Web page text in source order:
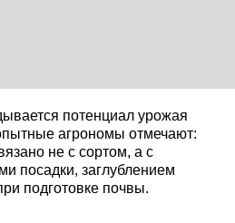
потенциал урожая
агрономы отмечают:
не с сортом, а с
посадки, заглублением
подготовке почвы.